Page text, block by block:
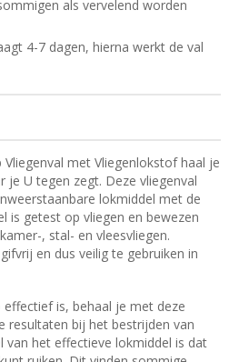
als vervelend worden
4-7 dagen, hierna werkt de val
met Vliegenlokstof haal je
je U tegen zegt. Deze vliegenval
lokmiddel met de
is getest op vliegen en bewezen
, stal- en vleesvliegen.
en dus veilig te gebruiken in
is, behaal je met deze
resultaten bij het bestrijden van
van het effectieve lokmiddel is dat